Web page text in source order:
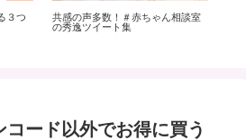
３つ
共感の声多数！＃赤ちゃん相談室
の秀逸ツイート集
ード以外でお得に買う